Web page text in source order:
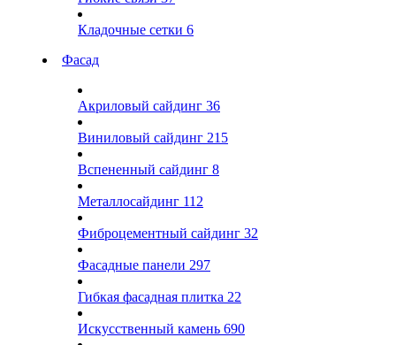
Кладочные сетки 6
Фасад
Акриловый сайдинг 36
Виниловый сайдинг 215
Вспененный сайдинг 8
Металлосайдинг 112
Фиброцементный сайдинг 32
Фасадные панели 297
Гибкая фасадная плитка 22
Искусственный камень 690